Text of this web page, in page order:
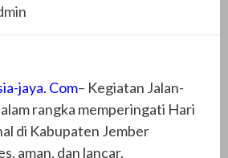
jaya. Com– Kegiatan Jalan-
rangka memperingati Hari
di Kabupaten Jember
aman, dan lancar.